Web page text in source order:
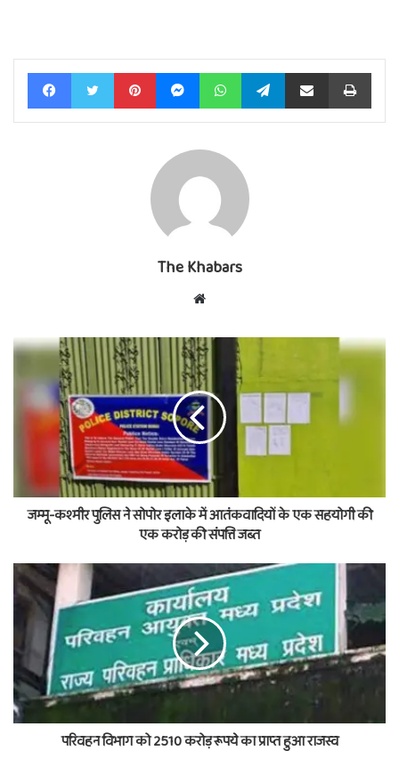
FacebookTwitter PinterestMessengerWhatsAppTelegramShare via Email Print
The Khabars
Website
जम्मू-कश्मीर पुलिस ने सोपोर इलाके में आतंकवादियों के एक सहयोगी की
एक करोड़ की संपत्ति जब्त
परिवहन विभाग को 2510 करोड़ रूपये का प्राप्त हुआ राजस्व